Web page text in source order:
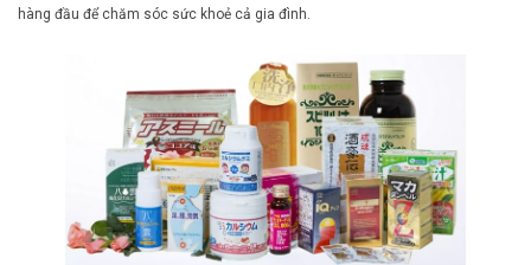
hàng đầu để chăm sóc sức khoẻ cả gia đình.